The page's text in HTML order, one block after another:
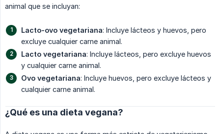
animal que se incluyan:
Lacto-ovo vegetariana: Incluye lácteos y huevos, pero
excluye cualquier carne animal.
Lacto vegetariana: Incluye lácteos, pero excluye huevos
y cualquier carne animal.
Ovo vegetariana: Incluye huevos, pero excluye lácteos y
cualquier carne animal.
¿Qué es una dieta vegana?